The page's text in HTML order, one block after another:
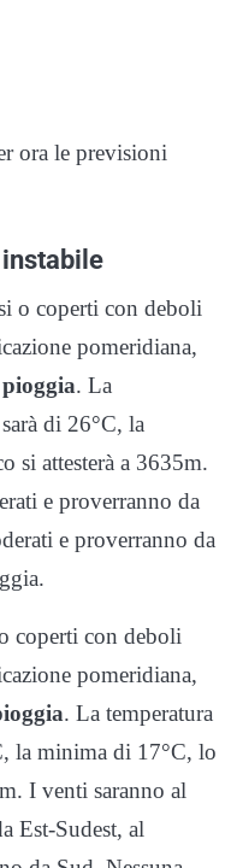
ora le previsioni
o coperti con deboli
pomeridiana,
. La
di 26°C, la
si attesterà a 3635m.
e proverranno da
e proverranno da
coperti con deboli
pomeridiana,
. La temperatura
la minima di 17°C, lo
I venti saranno al
Est-Sudest, al